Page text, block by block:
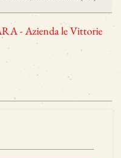
- Azienda le Vittorie